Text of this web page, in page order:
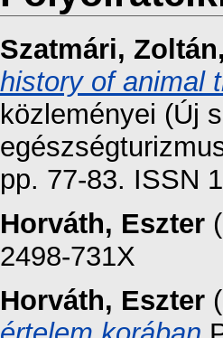
Szatmári, Zoltán,
history of animal
közleményei (Új
pp. 77-83. ISSN
Horváth, Eszter
2498-731X
Horváth, Eszter